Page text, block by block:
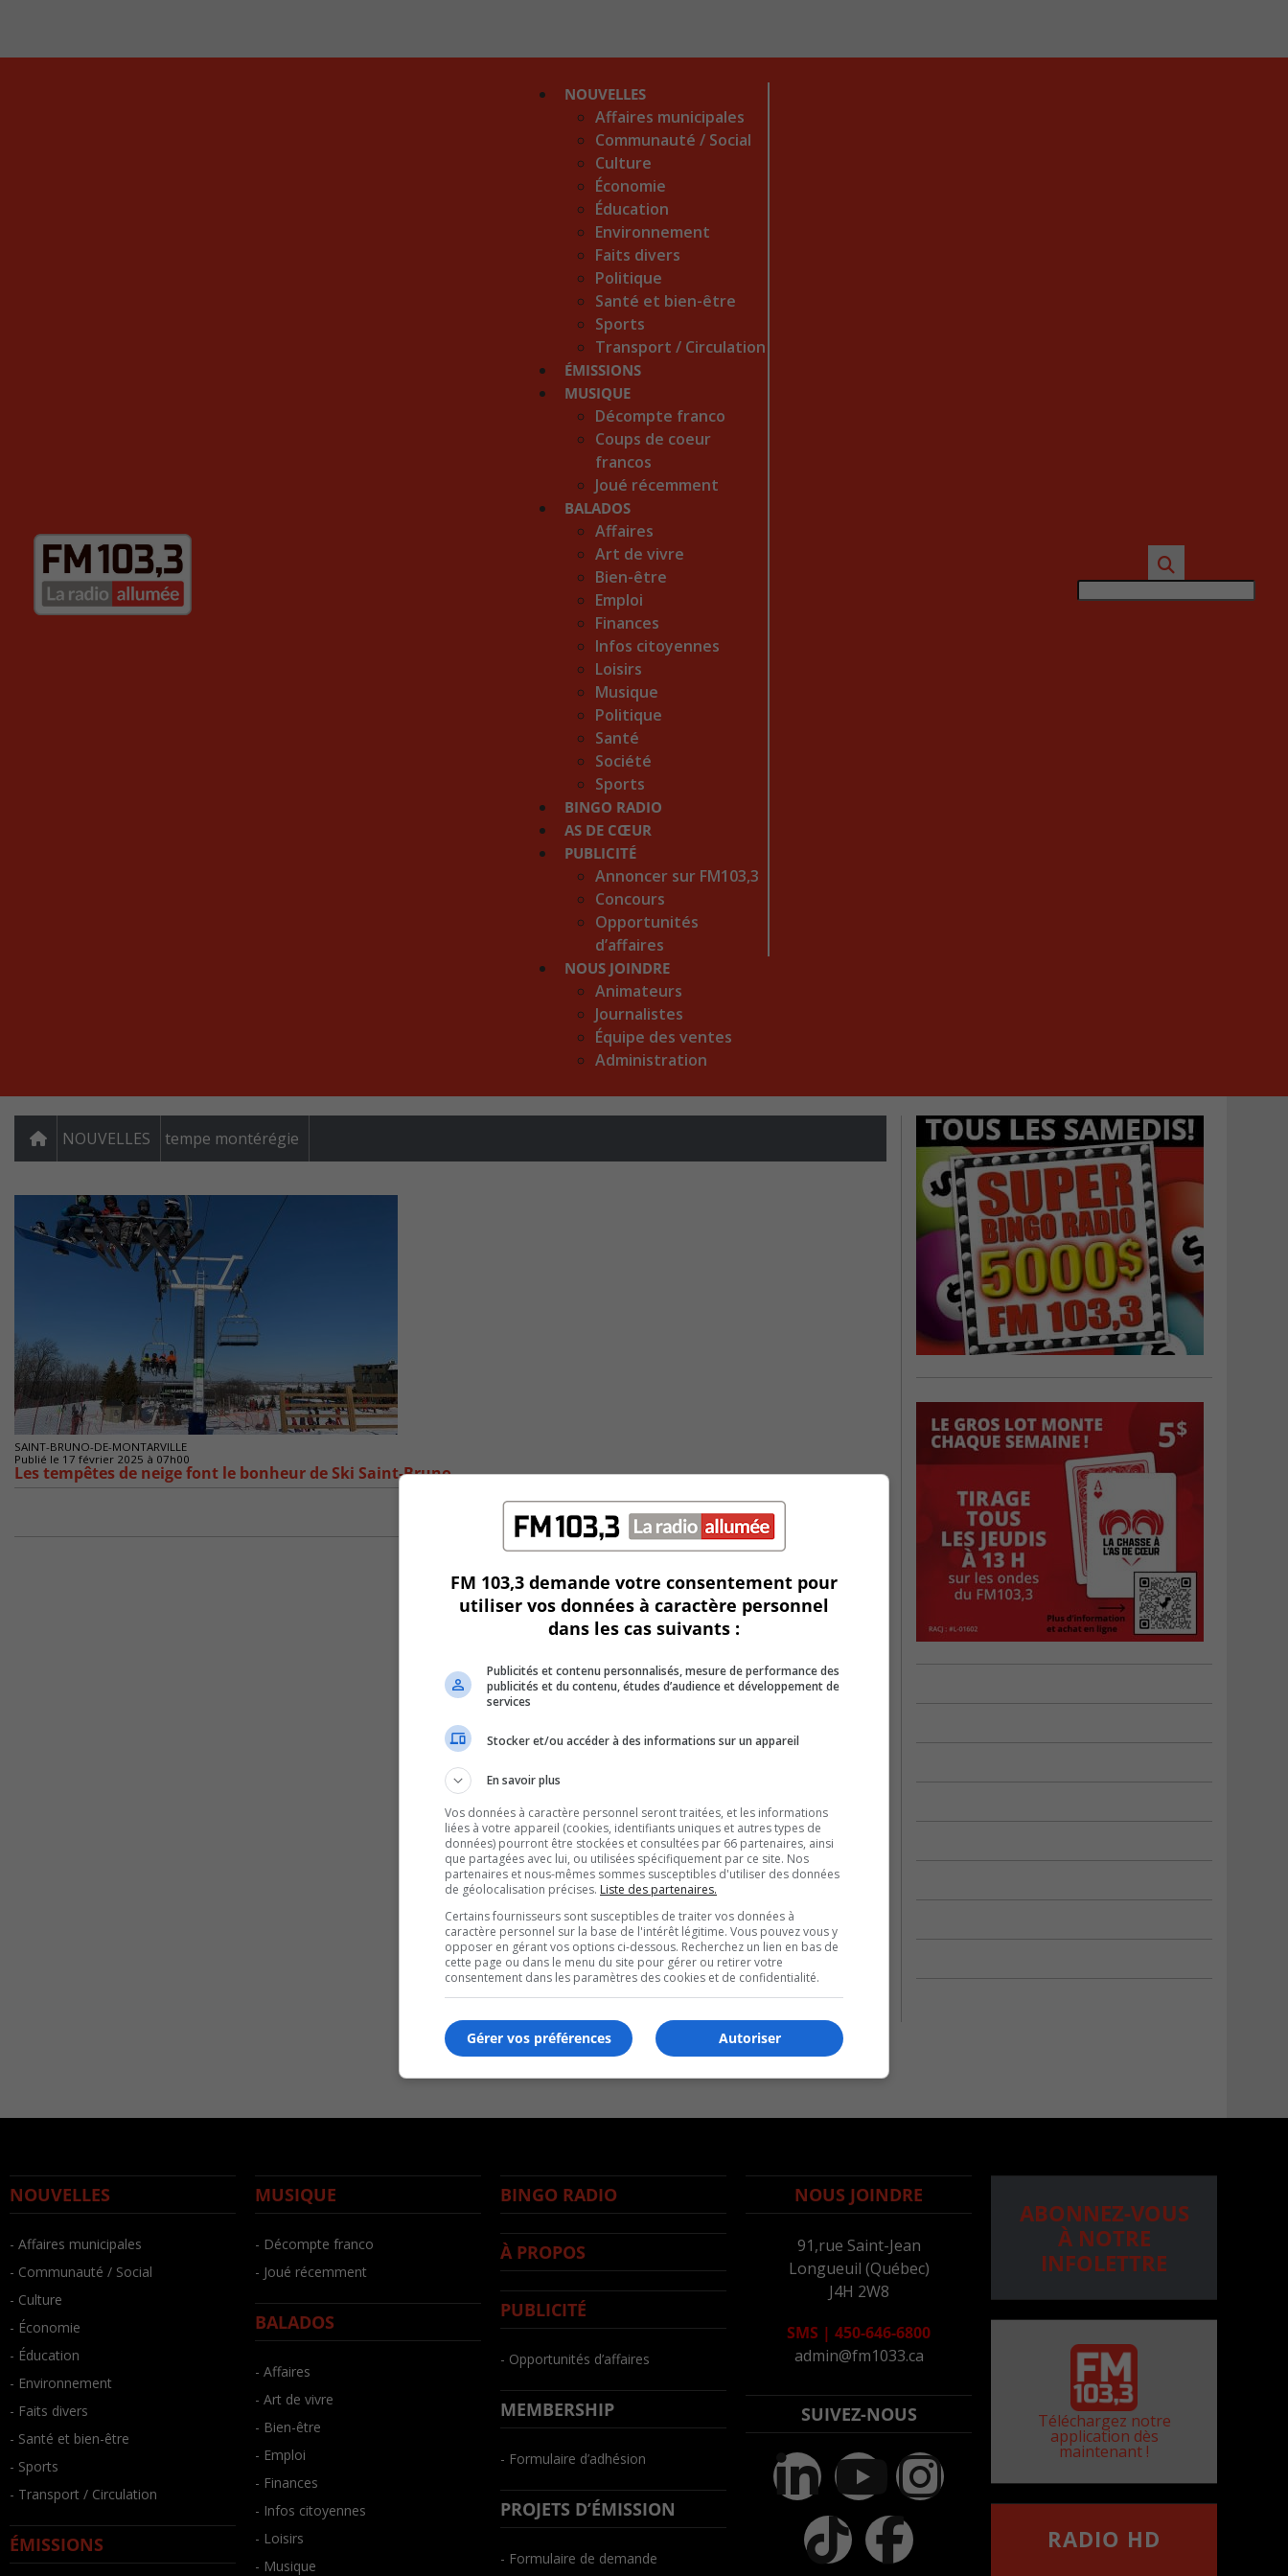
NOUVELLES
Affaires municipales
Communauté / Social
Culture
Économie
Éducation
Environnement
Faits divers
Politique
Santé et bien-être
Sports
Transport / Circulation
ÉMISSIONS
MUSIQUE
Décompte franco
Coups de coeur
francos
Joué récemment
BALADOS
Affaires
Art de vivre
Bien-être
Emploi
Finances
Infos citoyennes
Loisirs
Musique
Politique
Santé
Société
Sports
BINGO RADIO
AS DE CŒUR
PUBLICITÉ
Annoncer sur FM103,3
Concours
Opportunités
d’affaires
NOUS JOINDRE
Animateurs
Journalistes
Équipe des ventes
Administration
NOUVELLES tempe montérégie
SAINT-BRUNO-DE-MONTARVILLE
Publié le 17 février 2025 à 07h00
Les tempêtes de neige font le bonheur de Ski Saint-Bruno
NOUVELLES
- Affaires municipales
- Communauté / Social
- Culture
- Économie
- Éducation
- Environnement
- Faits divers
- Santé et bien-être
- Sports
- Transport / Circulation
ÉMISSIONS
MUSIQUE
- Décompte franco
- Joué récemment
BALADOS
- Affaires
- Art de vivre
- Bien-être
- Emploi
- Finances
- Infos citoyennes
- Loisirs
- Musique
BINGO RADIO
À PROPOS
PUBLICITÉ
- Opportunités d’affaires
MEMBERSHIP
- Formulaire d’adhésion
PROJETS D’ÉMISSION
- Formulaire de demande
NOUS JOINDRE
91,rue Saint-Jean
Longueuil (Québec)
J4H 2W8
SMS | 450-646-6800
admin@fm1033.ca
SUIVEZ-NOUS
ABONNEZ-VOUS
À NOTRE
INFOLETTRE
Téléchargez notre
application dès
maintenant !
RADIO HD
FM 103,3 demande votre consentement pour
utiliser vos données à caractère personnel
dans les cas suivants :
Publicités et contenu personnalisés, mesure de performance des
publicités et du contenu, études d’audience et développement de
services
Stocker et/ou accéder à des informations sur un appareil
En savoir plus
Vos données à caractère personnel seront traitées, et les informations
liées à votre appareil (cookies, identifiants uniques et autres types de
données) pourront être stockées et consultées par 66 partenaires, ainsi
que partagées avec lui, ou utilisées spécifiquement par ce site. Nos
partenaires et nous-mêmes sommes susceptibles d'utiliser des données
de géolocalisation précises. Liste des partenaires.
Certains fournisseurs sont susceptibles de traiter vos données à
caractère personnel sur la base de l'intérêt légitime. Vous pouvez vous y
opposer en gérant vos options ci-dessous. Recherchez un lien en bas de
cette page ou dans le menu du site pour gérer ou retirer votre
consentement dans les paramètres des cookies et de confidentialité.
Autoriser
Gérer vos préférences